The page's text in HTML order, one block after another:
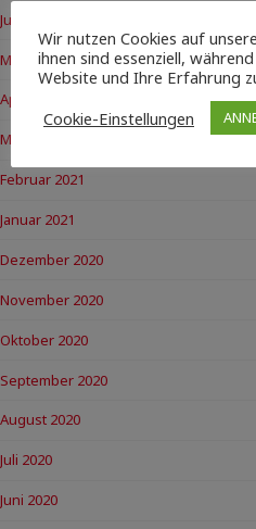
Wir nutzen Cookies auf
ihnen sind essenziell,
Website und Ihre Erfahrung
Cookie-Einstellungen
Juni 2021
Mai 2021
April 2021
März 2021
Februar 2021
Januar 2021
Dezember 2020
November 2020
Oktober 2020
September 2020
August 2020
Juli 2020
Juni 2020